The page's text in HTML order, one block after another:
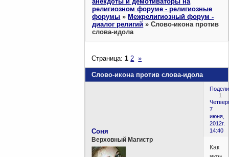
религиозном форуме - религиозные
форумы »Межрелигиозный форум -
диалог религий »Слово-икона против
слова-идола
Слово-икона против слова-идола
Страница:1 2 »
1
7
июня,
2012г.
14:40
Соня
Верховный Магистр
Как